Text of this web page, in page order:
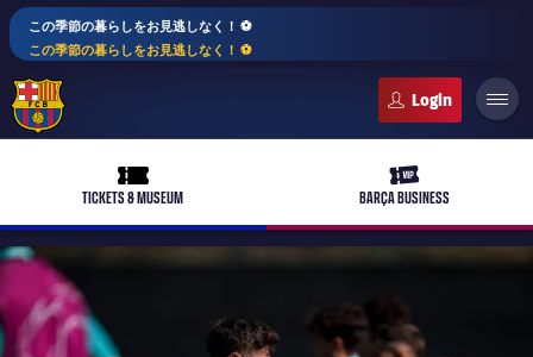
この季節の暮らしをお見逃しなく！ ⚽️
この季節の暮らしをお見逃しなく！ ⚽️
ticket-full
TICKETS & MUSEUM
ticket-vip
BARÇA BUSINESS
PLUSICON
LABEL.ARIA.PLUS